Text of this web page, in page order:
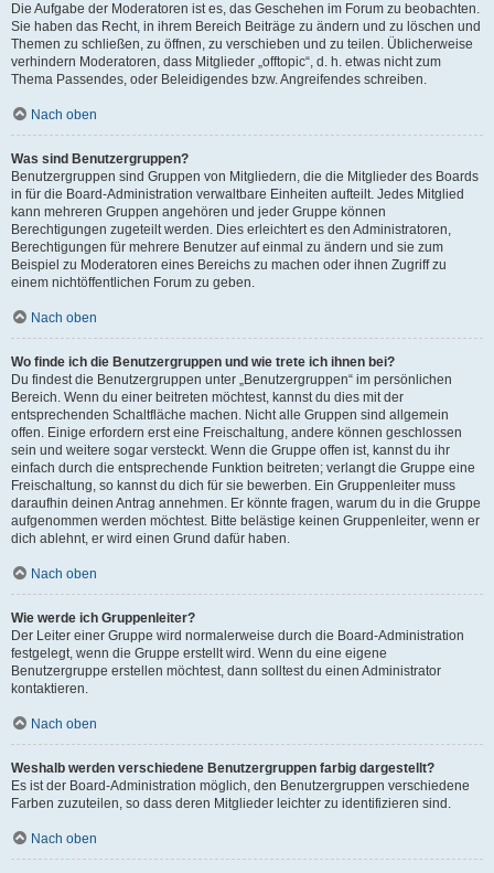
Die Aufgabe der Moderatoren ist es, das Geschehen im Forum zu beobachten.
Sie haben das Recht, in ihrem Bereich Beiträge zu ändern und zu löschen und
Themen zu schließen, zu öffnen, zu verschieben und zu teilen. Üblicherweise
verhindern Moderatoren, dass Mitglieder „offtopic“, d. h. etwas nicht zum
Thema Passendes, oder Beleidigendes bzw. Angreifendes schreiben.
Nach oben
Was sind Benutzergruppen?
Benutzergruppen sind Gruppen von Mitgliedern, die die Mitglieder des Boards
in für die Board-Administration verwaltbare Einheiten aufteilt. Jedes Mitglied
kann mehreren Gruppen angehören und jeder Gruppe können
Berechtigungen zugeteilt werden. Dies erleichtert es den Administratoren,
Berechtigungen für mehrere Benutzer auf einmal zu ändern und sie zum
Beispiel zu Moderatoren eines Bereichs zu machen oder ihnen Zugriff zu
einem nichtöffentlichen Forum zu geben.
Nach oben
Wo finde ich die Benutzergruppen und wie trete ich ihnen bei?
Du findest die Benutzergruppen unter „Benutzergruppen“ im persönlichen
Bereich. Wenn du einer beitreten möchtest, kannst du dies mit der
entsprechenden Schaltfläche machen. Nicht alle Gruppen sind allgemein
offen. Einige erfordern erst eine Freischaltung, andere können geschlossen
sein und weitere sogar versteckt. Wenn die Gruppe offen ist, kannst du ihr
einfach durch die entsprechende Funktion beitreten; verlangt die Gruppe eine
Freischaltung, so kannst du dich für sie bewerben. Ein Gruppenleiter muss
daraufhin deinen Antrag annehmen. Er könnte fragen, warum du in die Gruppe
aufgenommen werden möchtest. Bitte belästige keinen Gruppenleiter, wenn er
dich ablehnt, er wird einen Grund dafür haben.
Nach oben
Wie werde ich Gruppenleiter?
Der Leiter einer Gruppe wird normalerweise durch die Board-Administration
festgelegt, wenn die Gruppe erstellt wird. Wenn du eine eigene
Benutzergruppe erstellen möchtest, dann solltest du einen Administrator
kontaktieren.
Nach oben
Weshalb werden verschiedene Benutzergruppen farbig dargestellt?
Es ist der Board-Administration möglich, den Benutzergruppen verschiedene
Farben zuzuteilen, so dass deren Mitglieder leichter zu identifizieren sind.
Nach oben